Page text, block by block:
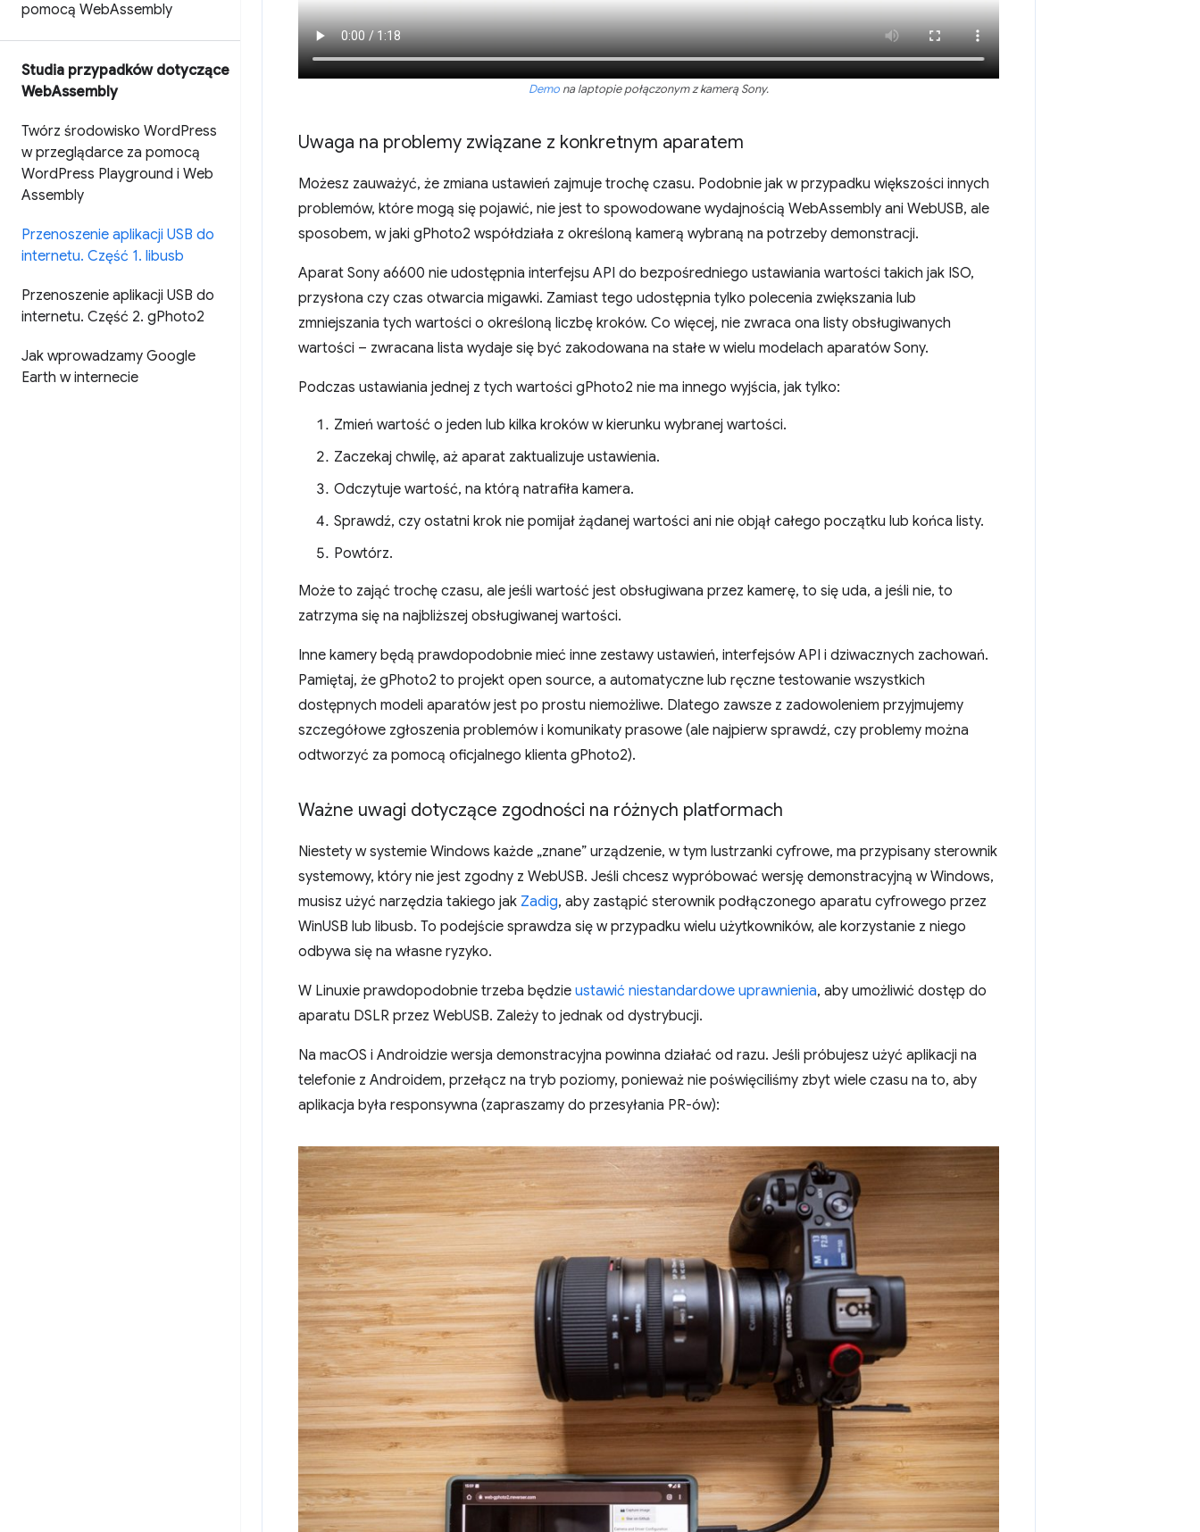
pomocą WebAssembly
Studia przypadków dotyczące
WebAssembly
Twórz środowisko WordPress
w przeglądarce za pomocą
WordPress Playground i Web
Assembly
Przenoszenie aplikacji USB do
internetu. Część 1. libusb
Przenoszenie aplikacji USB do
internetu. Część 2. gPhoto2
Jak wprowadzamy Google
Earth w internecie
Demo na laptopie połączonym z kamerą Sony.
Uwaga na problemy związane z konkretnym aparatem
Możesz zauważyć, że zmiana ustawień zajmuje trochę czasu. Podobnie jak w przypadku większości innych
problemów, które mogą się pojawić, nie jest to spowodowane wydajnością WebAssembly ani WebUSB, ale
sposobem, w jaki gPhoto2 współdziała z określoną kamerą wybraną na potrzeby demonstracji.
Aparat Sony a6600 nie udostępnia interfejsu API do bezpośredniego ustawiania wartości takich jak ISO,
przysłona czy czas otwarcia migawki. Zamiast tego udostępnia tylko polecenia zwiększania lub
zmniejszania tych wartości o określoną liczbę kroków. Co więcej, nie zwraca ona listy obsługiwanych
wartości – zwracana lista wydaje się być zakodowana na stałe w wielu modelach aparatów Sony.
Podczas ustawiania jednej z tych wartości gPhoto2 nie ma innego wyjścia, jak tylko:
Zmień wartość o jeden lub kilka kroków w kierunku wybranej wartości.
Zaczekaj chwilę, aż aparat zaktualizuje ustawienia.
Odczytuje wartość, na którą natrafiła kamera.
Sprawdź, czy ostatni krok nie pomijał żądanej wartości ani nie objął całego początku lub końca listy.
Powtórz.
Może to zająć trochę czasu, ale jeśli wartość jest obsługiwana przez kamerę, to się uda, a jeśli nie, to
zatrzyma się na najbliższej obsługiwanej wartości.
Inne kamery będą prawdopodobnie mieć inne zestawy ustawień, interfejsów API i dziwacznych zachowań.
Pamiętaj, że gPhoto2 to projekt open source, a automatyczne lub ręczne testowanie wszystkich
dostępnych modeli aparatów jest po prostu niemożliwe. Dlatego zawsze z zadowoleniem przyjmujemy
szczegółowe zgłoszenia problemów i komunikaty prasowe (ale najpierw sprawdź, czy problemy można
odtworzyć za pomocą oficjalnego klienta gPhoto2).
Ważne uwagi dotyczące zgodności na różnych platformach
Niestety w systemie Windows każde „znane” urządzenie, w tym lustrzanki cyfrowe, ma przypisany sterownik
systemowy, który nie jest zgodny z WebUSB. Jeśli chcesz wypróbować wersję demonstracyjną w Windows,
musisz użyć narzędzia takiego jak Zadig, aby zastąpić sterownik podłączonego aparatu cyfrowego przez
WinUSB lub libusb. To podejście sprawdza się w przypadku wielu użytkowników, ale korzystanie z niego
odbywa się na własne ryzyko.
W Linuxie prawdopodobnie trzeba będzie ustawić niestandardowe uprawnienia, aby umożliwić dostęp do
aparatu DSLR przez WebUSB. Zależy to jednak od dystrybucji.
Na macOS i Androidzie wersja demonstracyjna powinna działać od razu. Jeśli próbujesz użyć aplikacji na
telefonie z Androidem, przełącz na tryb poziomy, ponieważ nie poświęciliśmy zbyt wiele czasu na to, aby
aplikacja była responsywna (zapraszamy do przesyłania PR-ów):